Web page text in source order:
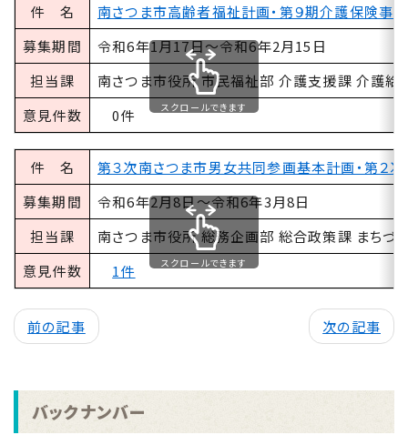
件 名
南さつま市高齢者福祉計画・第９期介護保険事業
募集期間
令和6年1月17日～令和6年2月15日
担当課
南さつま市役所 市民福祉部 介護支援課 介護給
意見件数
0件 スクロールできます
件 名
第３次南さつま市男女共同参画基本計画・第２
募集期間
令和6年2月8日～令和6年3月8日
担当課
南さつま市役所 総務企画部 総合政策課 まちづ
意見件数
1件 スクロールできます
前の記事 次の記事
バックナンバー